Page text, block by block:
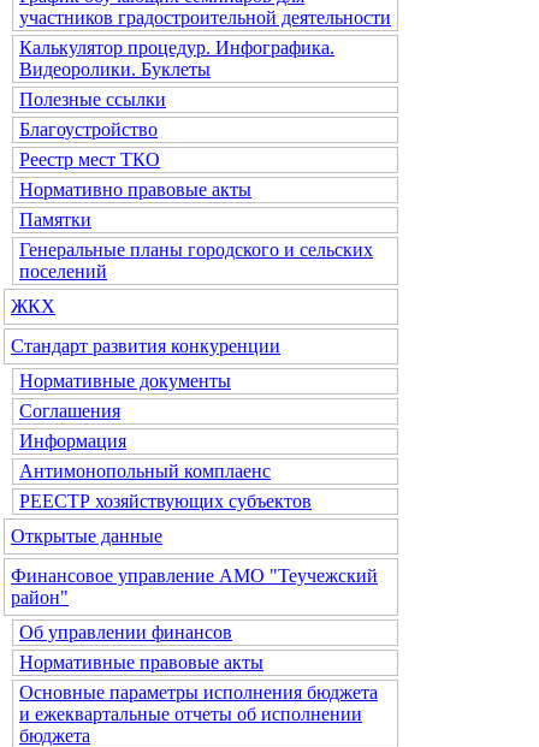
участников градостроительной деятельности
Калькулятор процедур. Инфографика.
Видеоролики. Буклеты
Полезные ссылки
Благоустройство
Реестр мест ТКО
Нормативно правовые акты
Памятки
Генеральные планы городского и сельских
поселений
ЖКХ
Стандарт развития конкуренции
Нормативные документы
Соглашения
Информация
Антимонопольный комплаенс
РЕЕСТР хозяйствующих субъектов
Открытые данные
Финансовое управление АМО "Теучежский
район"
Об управлении финансов
Нормативные правовые акты
Основные параметры исполнения бюджета
и ежеквартальные отчеты об исполнении
бюджета